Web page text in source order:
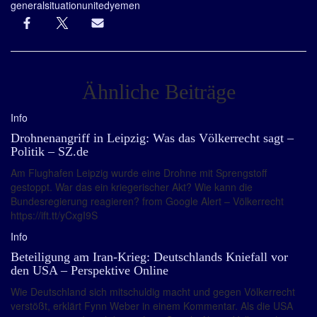
generalsituationunitedyemen
Ähnliche Beiträge
Info
Drohnenangriff in Leipzig: Was das Völkerrecht sagt –
Politik – SZ.de
Am Flughafen Leipzig wurde eine Drohne mit Sprengstoff
gestoppt. War das ein kriegerischer Akt? Wie kann die
Bundesregierung reagieren? from Google Alert – Völkerrecht
https://ift.tt/yCxgI9S
Info
Beteiligung am Iran-Krieg: Deutschlands Kniefall vor
den USA – Perspektive Online
Wie Deutschland sich mitschuldig macht und gegen Völkerrecht
verstößt, erklärt Fynn Weber in einem Kommentar. Als die USA